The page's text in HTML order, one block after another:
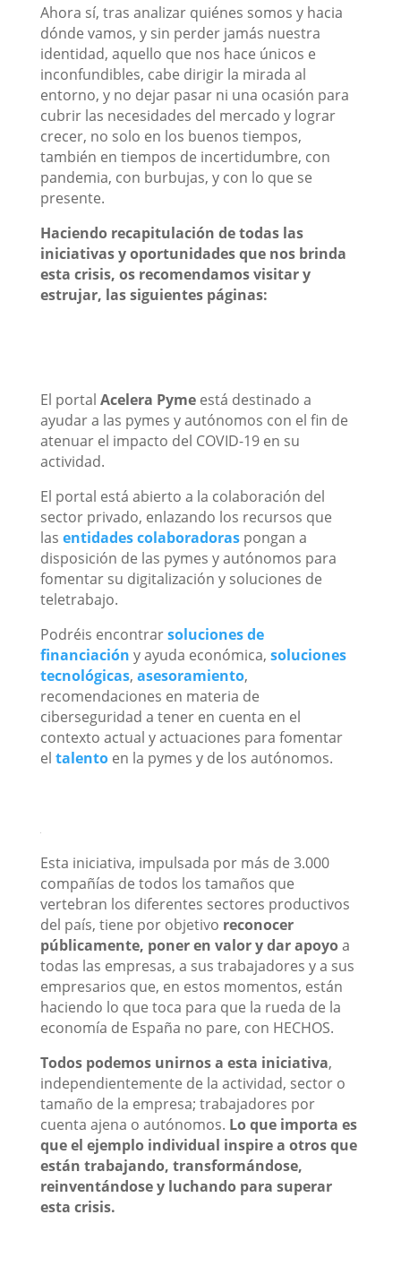
Ahora sí, tras analizar quiénes somos y hacia
dónde vamos, y sin perder jamás nuestra
identidad, aquello que nos hace únicos e
inconfundibles, cabe dirigir la mirada al
entorno, y no dejar pasar ni una ocasión para
cubrir las necesidades del mercado y lograr
crecer, no solo en los buenos tiempos,
también en tiempos de incertidumbre, con
pandemia, con burbujas, y con lo que se
presente.
Haciendo recapitulación de todas las
iniciativas y oportunidades que nos brinda
esta crisis, os recomendamos visitar y
estrujar, las siguientes páginas:
El portal Acelera Pymeestá destinado a
ayudar a las pymes y autónomos con el fin de
atenuar el impacto del COVID-19 en su
actividad.
El portal está abierto a la colaboración del
sector privado, enlazando los recursos que
las entidades colaboradoraspongan a
disposición de las pymes y autónomos para
fomentar su digitalización y soluciones de
teletrabajo.
Podréis encontrarsoluciones de
financiación y ayuda económica, soluciones
tecnológicas, asesoramiento,
recomendaciones en materia de
ciberseguridad a tener en cuenta en el
contexto actual y actuaciones para fomentar
el talentoen la pymes y de los autónomos.
Esta iniciativa, impulsada por más de 3.000
compañías de todos los tamaños que
vertebran los diferentes sectores productivos
del país, tiene por objetivo reconocer
públicamente, poner en valor y dar apoyoa
todas las empresas, a sus trabajadores y a sus
empresarios que, en estos momentos, están
haciendo lo que toca para que la rueda de la
economía de España no pare, con HECHOS.
Todos podemos unirnos a esta iniciativa,
independientemente de la actividad, sector o
tamaño de la empresa; trabajadores por
cuenta ajena o autónomos. Lo que importa es
que el ejemplo individual inspire a otros que
están trabajando, transformándose,
reinventándose y luchando para superar
esta crisis.